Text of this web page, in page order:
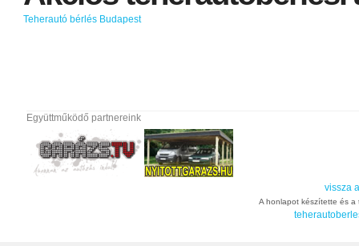
Teherautó bérlés Budapest
Együttműködő partnereink
vissza
A honlapot készítette és